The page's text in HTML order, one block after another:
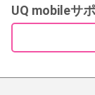
UQ mobileサ